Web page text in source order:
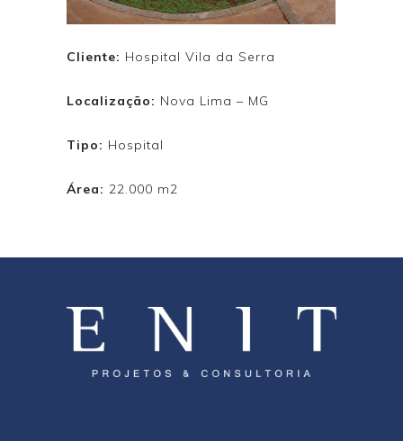
Cliente: Hospital Vila da Serra
Localização: Nova Lima – MG
Tipo: Hospital
Área: 22.000 m2